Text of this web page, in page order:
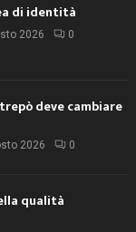
di identità
2026 0
deve cambiare
2026 0
qualità